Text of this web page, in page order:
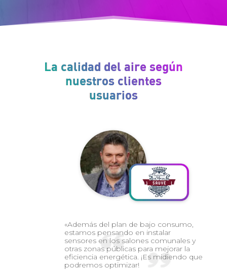
La calidad del aire según
nuestros clientes
usuarios
«Además del plan de bajo consumo,
estamos pensando en instalar
sensores en los salones comunales y
otras zonas públicas para mejorar la
eficiencia energética. ¡Es midiendo que
podremos optimizar!